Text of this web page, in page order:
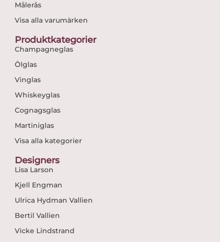
Målerås
Visa alla varumärken
Produktkategorier
Champagneglas
Ölglas
Vinglas
Whiskeyglas
Cognagsglas
Martiniglas
Visa alla kategorier
Designers
Lisa Larson
Kjell Engman
Ulrica Hydman Vallien
Bertil Vallien
Vicke Lindstrand